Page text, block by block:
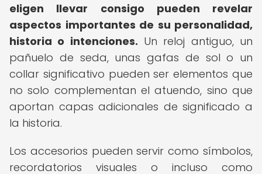
eligen llevar consigo pueden revelar
aspectos importantes de su personalidad,
historia o intenciones. Un reloj antiguo, un
pañuelo de seda, unas gafas de sol o un
collar significativo pueden ser elementos que
no solo complementan el atuendo, sino que
aportan capas adicionales de significado a
la historia.
Los accesorios pueden servir como símbolos,
recordatorios visuales o incluso como